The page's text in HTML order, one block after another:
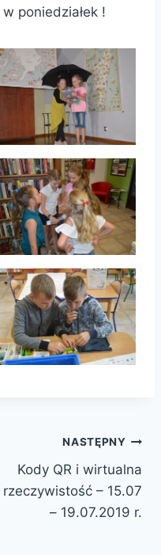
poniedziałek !
NASTĘPNY
Kody QR i wirtualna
rzeczywistość – 15.07
– 19.07.2019 r.